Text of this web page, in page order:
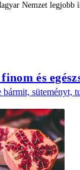
Nemzet legjobb
és
süteményt,